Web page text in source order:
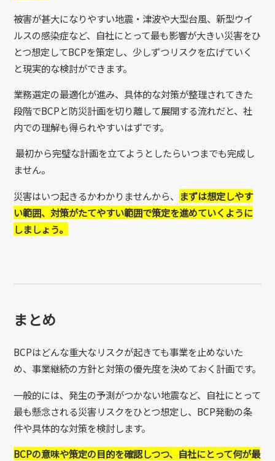
被害が甚大になりやすい地震・津波や大型台風、新型ウイ
ルスの感染症など、自社にとって最も影響が大きい災害をひ
とつ想定してBCPを策定し、少しずつリスクを広げていく
と現実的な検討ができます。
業務選定の最適化が進み、具体的な対策が整理されてきた
段階でBCPと防災計画を切り離して展開する流れだと、社
内での理解も得られやすいはずです。
最初から完璧な計画を立てようとしたらいつまでも完成し
ません。
災害はいつ起きるかわかりませんから、
まずは想定しやす
い範囲、対策がたてやすい範囲で策定を進めていくように
しましょう。
まとめ
BCPはどんな重大なリスクが起きても事業を止めないた
め、事業継続の方針と対策の優先度を決めておく計画です。
一般的には、発生の予測がつかない地震など、自社にとって
最も懸念される災害リスクをひとつ想定し、BCP発動の条
件や具体的な対策を検討します。
BCPの意味や策定の目的を確認しつつ、自社にとって何が最